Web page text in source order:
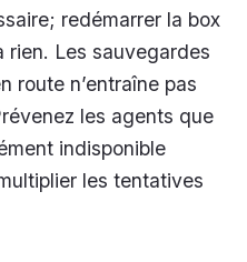
redémarrer la box
rien. Les sauvegardes
route n’entraîne pas
les agents que
indisponible
les tentatives